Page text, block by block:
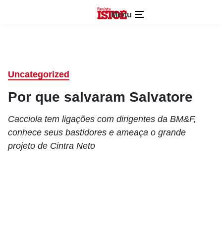
Menu
Uncategorized
Por que salvaram Salvatore
Cacciola tem ligações com dirigentes da BM&F,
conhece seus bastidores e ameaça o grande
projeto de Cintra Neto